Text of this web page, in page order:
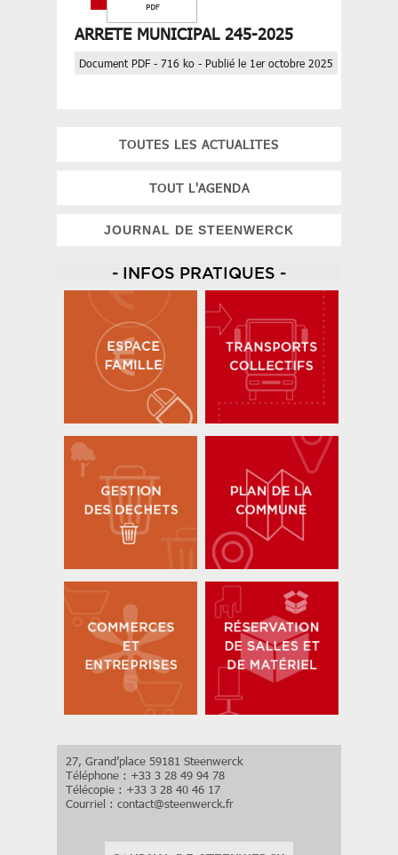
ARRETE MUNICIPAL 245-2025
Document PDF - 716 ko - Publié le 1er octobre 2025
TOUTES LES ACTUALITES
TOUT L'AGENDA
JOURNAL DE STEENWERCK
- INFOS PRATIQUES -
27, Grand’place 59181 Steenwerck
Téléphone : +33 3 28 49 94 78
Télécopie : +33 3 28 40 46 17
Courriel : contact@steenwerck.fr